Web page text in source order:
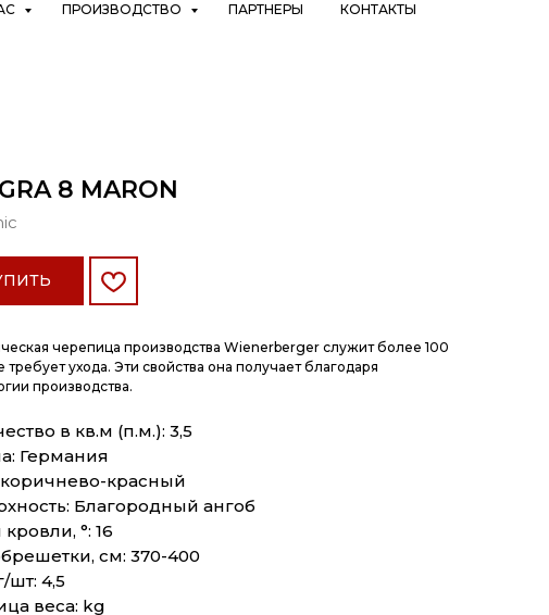
ПРОИЗВОДСТВО ПАРТНЕРЫ КОНТАКТЫ
8 MARON
черепица производства Wienerberger служит более 100
требует ухода. Эти свойства она получает благодаря
производства.
в кв.м (п.м.): 3,5
Германия
красный
Благородный ангоб
°: 16
см: 370-400
шт: 4,5
веса: kg